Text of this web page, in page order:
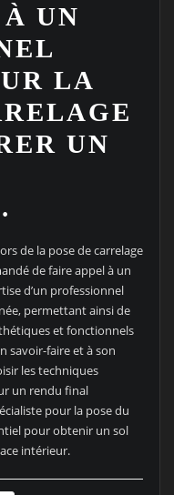
UN
LA
UN
de la pose de carrelage
de faire appel à un
d’un professionnel
permettant ainsi de
et fonctionnels
savoir-faire et à son
les techniques
un rendu final
pour la pose du
pour obtenir un sol
intérieur.